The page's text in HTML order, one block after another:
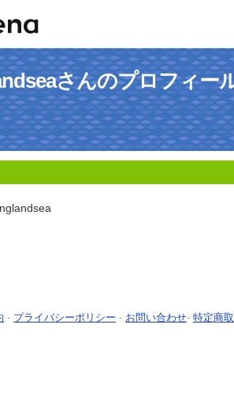
さんのプロフィー
- プライバシーポリシー - お問い合わせ- 特定商